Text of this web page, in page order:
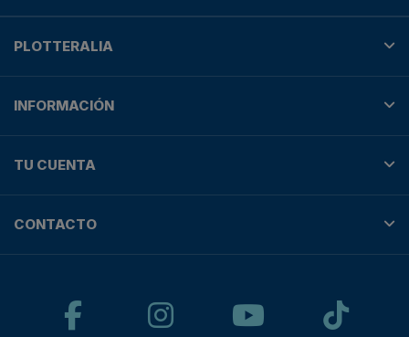
PLOTTERALIA
INFORMACIÓN
TU CUENTA
CONTACTO